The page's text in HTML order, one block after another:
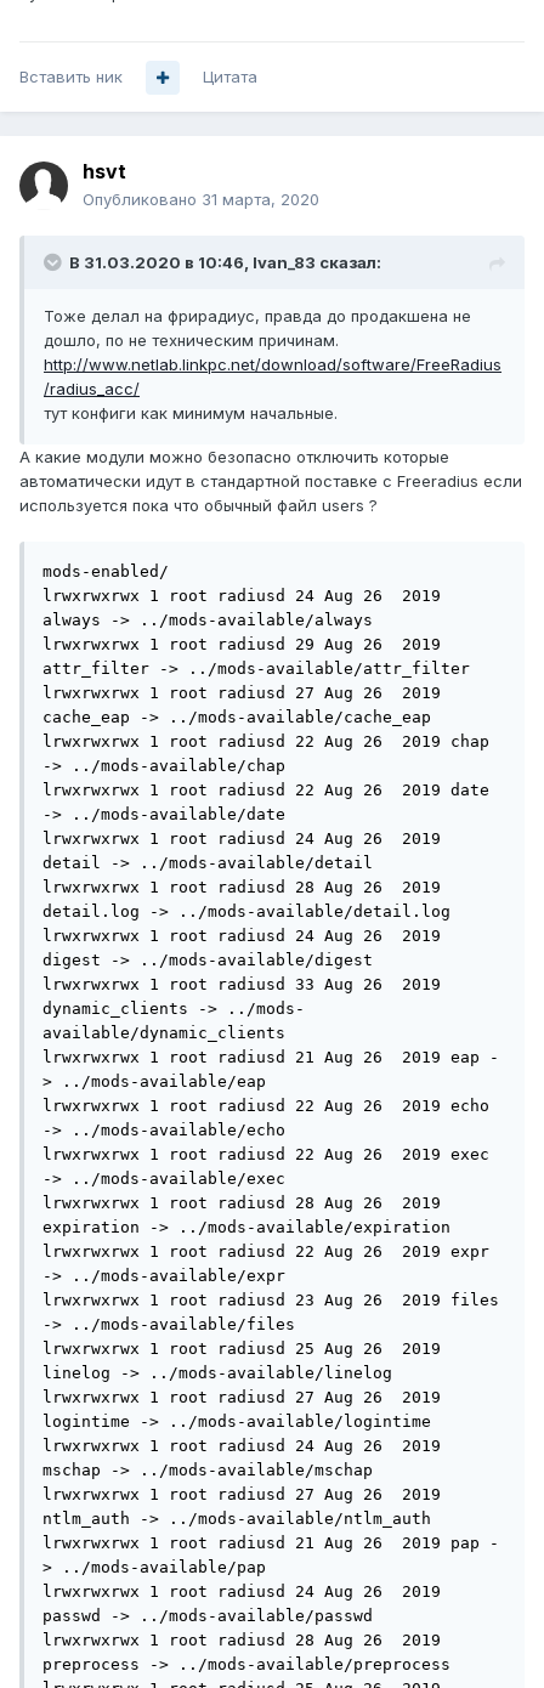
Вставить ник Цитата
hsvt
Опубликовано 31 марта, 2020
В 31.03.2020 в 10:46, Ivan_83 сказал:
Тоже делал на фрирадиус, правда до продакшена не
дошло, по не техническим причинам.
http://www.netlab.linkpc.net/download/software/FreeRadius
/radius_acc/
тут конфиги как минимум начальные.
А какие модули можно безопасно отключить которые
автоматически идут в стандартной поставке с Freeradius если
используется пока что обычный файл users ?
mods-enabled/
lrwxrwxrwx 1 root radiusd 24 Aug 26  2019
always -> ../mods-available/always
lrwxrwxrwx 1 root radiusd 29 Aug 26  2019
attr_filter -> ../mods-available/attr_filter
lrwxrwxrwx 1 root radiusd 27 Aug 26  2019
cache_eap -> ../mods-available/cache_eap
lrwxrwxrwx 1 root radiusd 22 Aug 26  2019 chap
-> ../mods-available/chap
lrwxrwxrwx 1 root radiusd 22 Aug 26  2019 date
-> ../mods-available/date
lrwxrwxrwx 1 root radiusd 24 Aug 26  2019
detail -> ../mods-available/detail
lrwxrwxrwx 1 root radiusd 28 Aug 26  2019
detail.log -> ../mods-available/detail.log
lrwxrwxrwx 1 root radiusd 24 Aug 26  2019
digest -> ../mods-available/digest
lrwxrwxrwx 1 root radiusd 33 Aug 26  2019
dynamic_clients -> ../mods-
available/dynamic_clients
lrwxrwxrwx 1 root radiusd 21 Aug 26  2019 eap -
> ../mods-available/eap
lrwxrwxrwx 1 root radiusd 22 Aug 26  2019 echo
-> ../mods-available/echo
lrwxrwxrwx 1 root radiusd 22 Aug 26  2019 exec
-> ../mods-available/exec
lrwxrwxrwx 1 root radiusd 28 Aug 26  2019
expiration -> ../mods-available/expiration
lrwxrwxrwx 1 root radiusd 22 Aug 26  2019 expr
-> ../mods-available/expr
lrwxrwxrwx 1 root radiusd 23 Aug 26  2019 files
-> ../mods-available/files
lrwxrwxrwx 1 root radiusd 25 Aug 26  2019
linelog -> ../mods-available/linelog
lrwxrwxrwx 1 root radiusd 27 Aug 26  2019
logintime -> ../mods-available/logintime
lrwxrwxrwx 1 root radiusd 24 Aug 26  2019
mschap -> ../mods-available/mschap
lrwxrwxrwx 1 root radiusd 27 Aug 26  2019
ntlm_auth -> ../mods-available/ntlm_auth
lrwxrwxrwx 1 root radiusd 21 Aug 26  2019 pap -
> ../mods-available/pap
lrwxrwxrwx 1 root radiusd 24 Aug 26  2019
passwd -> ../mods-available/passwd
lrwxrwxrwx 1 root radiusd 28 Aug 26  2019
preprocess -> ../mods-available/preprocess